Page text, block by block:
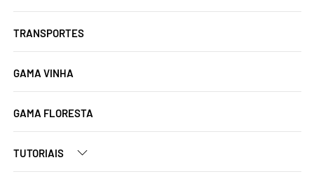
TRANSPORTES
GAMA VINHA
GAMA FLORESTA
TUTORIAIS